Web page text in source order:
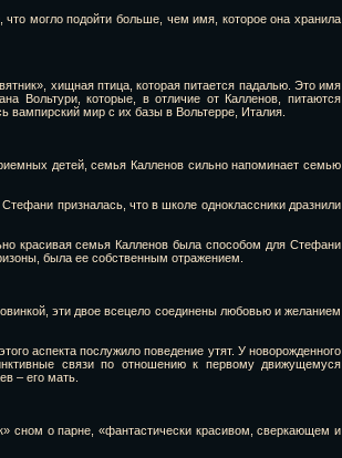
могло подойти больше, чем имя, которое она хранила
хищная птица, которая питается падалью. Это имя
Вольтури, которые, в отличие от Калленов, питаются
вампирский мир с их базы в Вольтерре, Италия.
детей, семья Калленов сильно напоминает семью
призналась, что в школе одноклассники дразнили
красивая семья Калленов была способом для Стефани
была ее собственным отражением.
эти двое всецело соединены любовью и желанием
аспекта послужило поведение утят. У новорожденного
связи по отношению к первому движущемуся
– его мать.
сном о парне, «фантастически красивом, сверкающем и